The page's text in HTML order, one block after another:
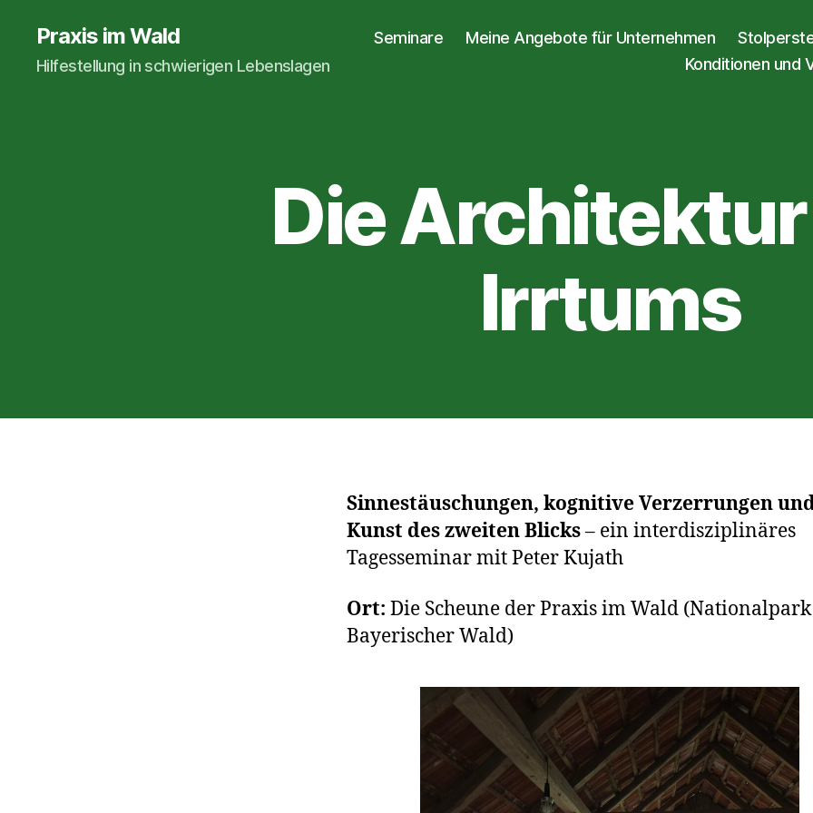
Praxis im Wald
Hilfestellung in schwierigen Lebenslagen
Seminare Meine Angebote für Unternehmen
Konditionen und
Die
Irrtums
Sinnestäuschungen, kognitive Verzerrungen
Kunst des zweiten Blicks– ein interdisziplinäres
Tagesseminar mit Peter Kujath
Ort: Die Scheune der Praxis im Wald (Nationalpark
Bayerischer Wald)